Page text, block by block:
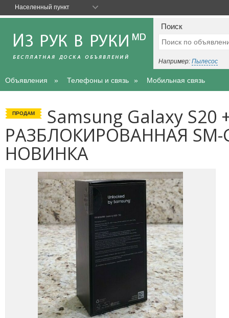
Поиск
Например: Пылесос
Объявления Телефоны и связь Мобильная связь
ПРОДАМ Samsung Galaxy S20
РАЗБЛОКИРОВАННАЯ SM-
НОВИНКА
Населенный пункт